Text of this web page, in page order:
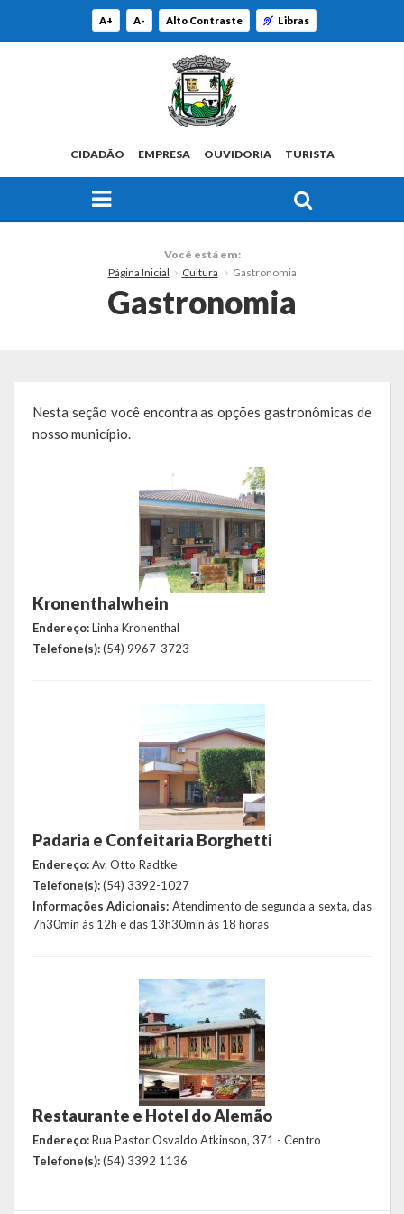
A+ A- Alto Contraste Libras
CIDADÃO EMPRESA OUVIDORIA TURISTA
Símbolos
Ex-Administradores
Secretarias
Administração, Fazenda e Planejamento
Educação, Cultura, Turismo, Desporto e Lazer
Obras, Serviços Urbanos e Trânsito
Saúde
Histórias
A História da Comunidade Evangélica de Linha Kronenthal
A história da Comunidade Católica São Paulo de Lagoa dos Três
A História da Comunidade Evangélica de Confissão Luterana no
Brasil de Lagoa dos Três Cantos
A história marcante do Grêmio Esportivo Lagoense: uma história
Você está em:
Página Inicial
Cultura Gastronomia
Gastronomia
Nesta seção você encontra as opções gastronômicas de
nosso município.
Kronenthalwhein
Endereço:Linha Kronenthal
Telefone(s):(54) 9967-3723
Padaria e Confeitaria Borghetti
Endereço:Av. Otto Radtke
Telefone(s):(54) 3392-1027
Informações Adicionais: Atendimento de segunda a sexta, das
7h30min às 12h e das 13h30min às 18 horas
Restaurante e Hotel do Alemão
Endereço:Rua Pastor Osvaldo Atkinson, 371 - Centro
Telefone(s):(54) 3392 1136